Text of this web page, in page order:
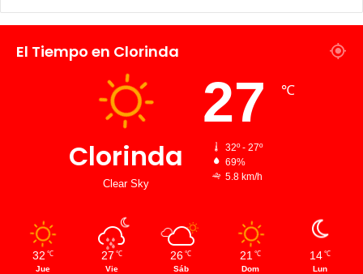
El Tiempo en Clorinda
Clorinda
Clear Sky
27 ℃
32º - 27º
69%
5.8 km/h
32 ℃
Jue
27 ℃
Vie
26 ℃
Sáb
21 ℃
Dom
14 ℃
Lun